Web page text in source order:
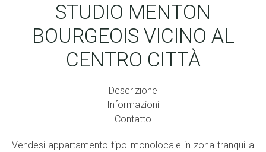
STUDIO MENTON
BOURGEOIS VICINO AL
CENTRO CITTÀ
Descrizione
Informazioni
Contatto
Vendesi appartamento tipo monolocale in zona tranquilla